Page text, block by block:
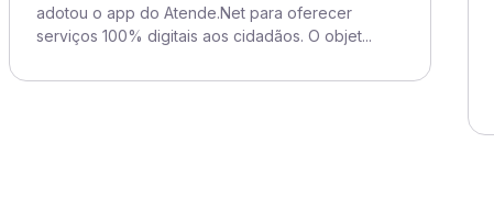
adotou o app do Atende.Net para oferecer
serviços 100% digitais aos cidadãos. O objet...